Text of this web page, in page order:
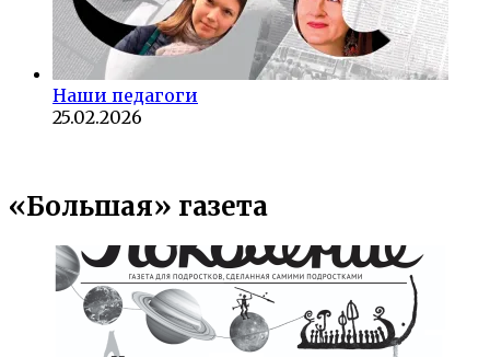
Наши педагоги
25.02.2026
«Большая» газета